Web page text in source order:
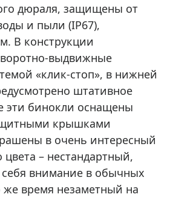
дюраля, защищены от
и пыли (IP67),
В конструкции
выдвижные
«клик-стоп», в нижней
штативное
эти бинокли оснащены
крышками
в очень интересный
цвета – нестандартный,
внимание в обычных
же время незаметный на